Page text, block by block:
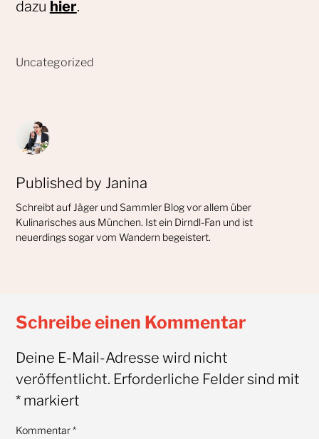
dazu hier.
Published by Janina
Schreibt auf Jäger und Sammler Blog vor allem über
Kulinarisches aus München. Ist ein Dirndl-Fan und ist
neuerdings sogar vom Wandern begeistert.
Schreibe einen Kommentar
Deine E-Mail-Adresse wird nicht
veröffentlicht. Erforderliche Felder sind mit
*markiert
Kommentar*